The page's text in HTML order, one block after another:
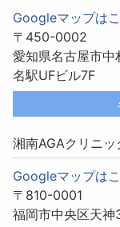
Googleマップは
〒450-0002
愛知県名古屋市
名駅UFビル7F
湘南AGAクリニ
Googleマップは
〒810-0001
福岡市中央区天